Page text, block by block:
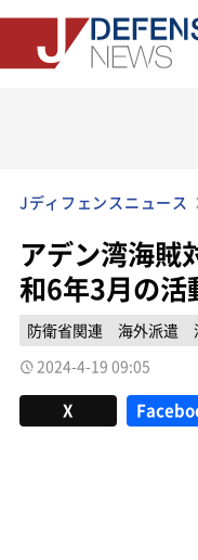
Jディフェンスニュース
アデン湾海
和6年3月の活
防衛省関連 海外派遣
2024-4-19 09:05
X